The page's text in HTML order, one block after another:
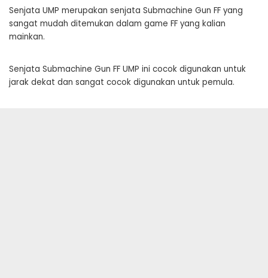
Senjata UMP merupakan senjata Submachine Gun FF yang
sangat mudah ditemukan dalam game FF yang kalian
mainkan.
Senjata Submachine Gun FF UMP ini cocok digunakan untuk
jarak dekat dan sangat cocok digunakan untuk pemula.